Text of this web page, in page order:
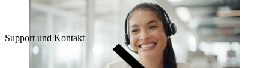
Support und Kontakt